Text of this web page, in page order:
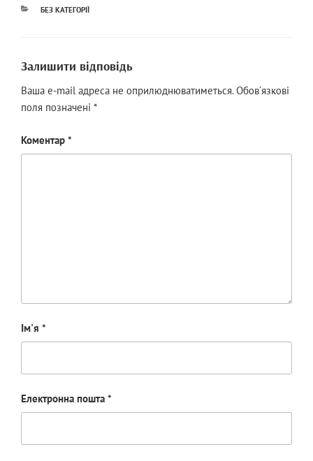
КАТЕГОРІЇ
БЕЗ КАТЕГОРІЇ
Залишити відповідь
Ваша e-mail адреса не оприлюднюватиметься. Обов’язкові
поля позначені *
Коментар *
Ім'я *
Електронна пошта *